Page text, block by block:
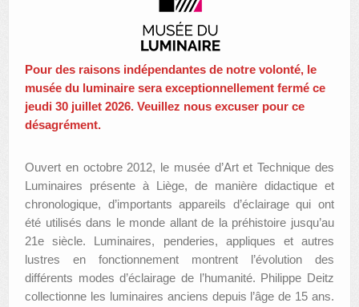
ANIMATIONS DES MUSÉES
PUBLICATIONS
LES APPELS À PROJETS
Pour des raisons indépendantes de notre volonté, le
musée du luminaire sera exceptionnellement fermé ce
jeudi 30 juillet 2026. Veuillez nous excuser pour ce
désagrément.
Ouvert en octobre 2012, le musée d’Art et Technique des
Luminaires présente à Liège, de manière didactique et
chronologique, d’importants appareils d’éclairage qui ont
été utilisés dans le monde allant de la préhistoire jusqu’au
21e siècle. Luminaires, penderies, appliques et autres
lustres en fonctionnement montrent l’évolution des
différents modes d’éclairage de l’humanité. Philippe Deitz
collectionne les luminaires anciens depuis l’âge de 15 ans.